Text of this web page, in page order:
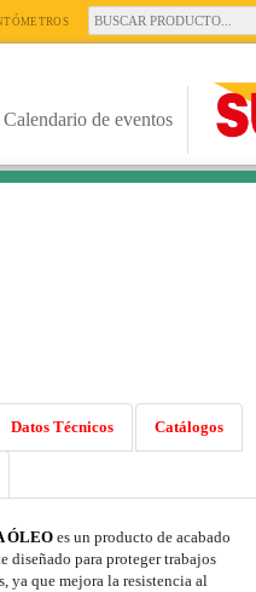
Calendario de eventos
Datos Técnicos Catálogos
ÓLEOes un producto de acabado
diseñado para proteger trabajos
ya que mejora la resistencia al